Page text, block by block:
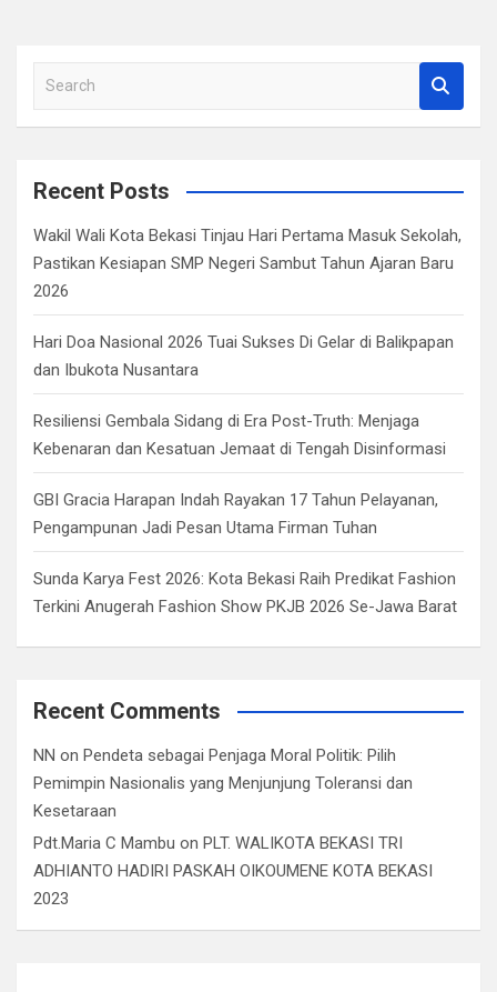
a
c
Recent Posts
Wakil Wali Kota Bekasi Tinjau Hari Pertama Masuk Sekolah,
Pastikan Kesiapan SMP Negeri Sambut Tahun Ajaran Baru
2026
Hari Doa Nasional 2026 Tuai Sukses Di Gelar di Balikpapan
dan Ibukota Nusantara
Resiliensi Gembala Sidang di Era Post-Truth: Menjaga
Kebenaran dan Kesatuan Jemaat di Tengah Disinformasi
GBI Gracia Harapan Indah Rayakan 17 Tahun Pelayanan,
Pengampunan Jadi Pesan Utama Firman Tuhan
Sunda Karya Fest 2026: Kota Bekasi Raih Predikat Fashion
Terkini Anugerah Fashion Show PKJB 2026 Se-Jawa Barat
Recent Comments
NN on Pendeta sebagai Penjaga Moral Politik: Pilih
Pemimpin Nasionalis yang Menjunjung Toleransi dan
Kesetaraan
Pdt.Maria C Mambu on PLT. WALIKOTA BEKASI TRI
ADHIANTO HADIRI PASKAH OIKOUMENE KOTA BEKASI
2023